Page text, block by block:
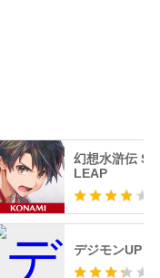
幻想水滸伝
LEAP
デジモンUP